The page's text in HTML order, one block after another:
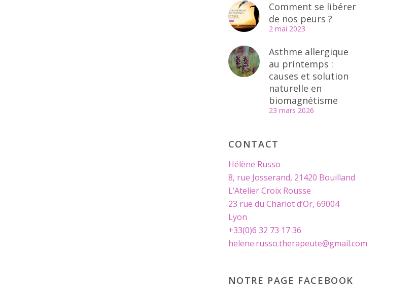
Comment se libérer
de nos peurs ?
2 mai 2023
Asthme allergique
au printemps :
causes et solution
naturelle en
biomagnétisme
23 mars 2026
CONTACT
Hélène Russo
8, rue Josserand, 21420 Bouilland
L’Atelier Croix Rousse
23 rue du Chariot d’Or, 69004
Lyon
+33(0)6 32 73 17 36
helene.russo.therapeute@gmail.com
NOTRE PAGE FACEBOOK